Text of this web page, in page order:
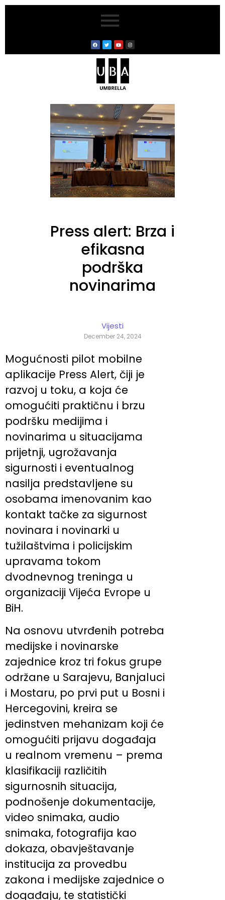
Press alert: Brza i
efikasna
podrška
novinarima
Vijesti
December 24, 2024
Mogućnosti pilot mobilne
aplikacije Press Alert, čiji je
razvoj u toku, a koja će
omogućiti praktičnu i brzu
podršku medijima i
novinarima u situacijama
prijetnji, ugrožavanja
sigurnosti i eventualnog
nasilja predstavljene su
osobama imenovanim kao
kontakt tačke za sigurnost
novinara i novinarki u
tužilaštvima i policijskim
upravama tokom
dvodnevnog treninga u
organizaciji Vijeća Evrope u
BiH.
Na osnovu utvrđenih potreba
medijske i novinarske
zajednice kroz tri fokus grupe
održane u Sarajevu, Banjaluci
i Mostaru, po prvi put u Bosni i
Hercegovini, kreira se
jedinstven mehanizam koji će
omogućiti prijavu događaja
u realnom vremenu – prema
klasifikaciji različitih
sigurnosnih situacija,
podnošenje dokumentacije,
video snimaka, audio
snimaka, fotografija kao
dokaza, obavještavanje
institucija za provedbu
zakona i medijske zajednice o
događaju, te statistički